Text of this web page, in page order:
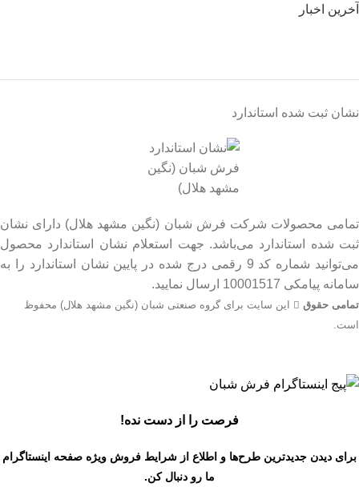
آخرین اخبار
نشان ثبت شده استاندارد
تمامی محصولات شرکت فرش شبان (نگین مشهد هلال) دارای نشان
ثبت شده استاندارد می‌باشد. جهت استعلام نشان استاندارد محصول
می‌توانید شماره کد 9 رقمی درج شده در پایین نشان استاندارد را به
سامانه پیامکی 10001517 ارسال نمایید.
تمامی حقوق
این سایت برای گروه صنعتی شبان (نگین مشهد هلال) محفوظ
است.
فرصت را از دست نده!
برای دیدن جدیدترین طرح‌ها و اطلاع از شرایط فروش ویژه صفحه اینستاگرام
ما رو دنبال کن.